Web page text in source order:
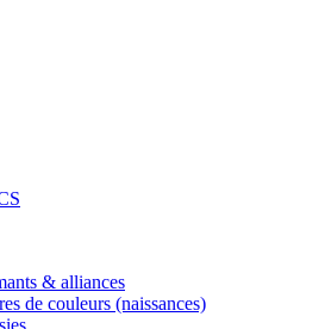
& alliances
de couleurs (naissances)